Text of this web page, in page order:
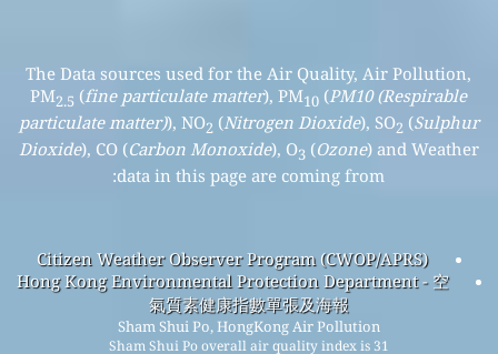
The Data sources used for the Air Quality, Air Pollution,
PM2.5(fine particulate matter), PM10(PM10 (Respirable
particulate matter)), NO2 (Nitrogen Dioxide), SO2 (Sulphur
Dioxide), CO (Carbon Monoxide), O3 (Ozone ) and Weather
data in this page are coming from:
Citizen Weather Observer Program (CWOP/APRS)
Hong Kong Environmental Protection Department - 空
氣質素健康指數單張及海報
Sham Shui Po, HongKong Air Pollution
Sham Shui Po overall air quality index is 31